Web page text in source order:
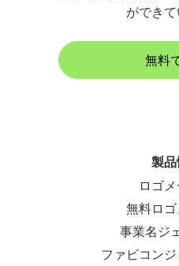
ができて
無料
製品
ロゴ
無料ロ
事業名ジ
ファビコン